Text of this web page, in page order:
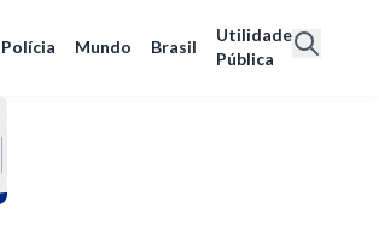
Polícia Mundo Brasil
Utilidade
Pública